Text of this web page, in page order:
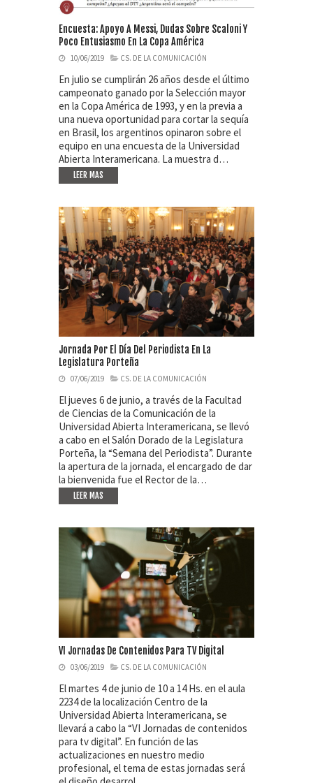
Encuesta: Apoyo A Messi, Dudas Sobre Scaloni Y
Poco Entusiasmo En La Copa América
10/06/2019 CS. DE LA COMUNICACIÓN
En julio se cumplirán 26 años desde el último
campeonato ganado por la Selección mayor
en la Copa América de 1993, y en la previa a
una nueva oportunidad para cortar la sequía
en Brasil, los argentinos opinaron sobre el
equipo en una encuesta de la Universidad
Abierta Interamericana. La muestra d…
LEER MAS
Jornada Por El Día Del Periodista En La
Legislatura Porteña
07/06/2019 CS. DE LA COMUNICACIÓN
El jueves 6 de junio, a través de la Facultad
de Ciencias de la Comunicación de la
Universidad Abierta Interamericana, se llevó
a cabo en el Salón Dorado de la Legislatura
Porteña, la “Semana del Periodista”. Durante
la apertura de la jornada, el encargado de dar
la bienvenida fue el Rector de la…
LEER MAS
VI Jornadas De Contenidos Para TV Digital
03/06/2019 CS. DE LA COMUNICACIÓN
El martes 4 de junio de 10 a 14 Hs. en el aula
2234 de la localización Centro de la
Universidad Abierta Interamericana, se
llevará a cabo la “VI Jornadas de contenidos
para tv digital”. En función de las
actualizaciones en nuestro medio
profesional, el tema de estas jornadas será